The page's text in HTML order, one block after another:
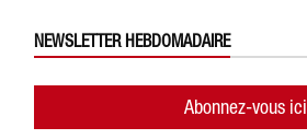
NEWSLETTER HEBDOMADAIRE
Abonnez-vous ici